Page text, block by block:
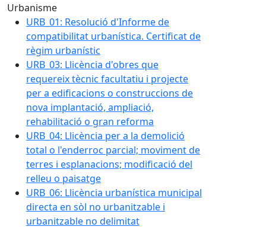
Urbanisme
URB_01: Resolució d'Informe de
compatibilitat urbanística. Certificat de
règim urbanístic
URB_03: Llicència d'obres que
requereix tècnic facultatiu i projecte
per a edificacions o construccions de
nova implantació, ampliació,
rehabilitació o gran reforma
URB_04: Llicència per a la demolició
total o l'enderroc parcial; moviment de
terres i esplanacions; modificació del
relleu o paisatge
URB_06: Llicència urbanística municipal
directa en sòl no urbanitzable i
urbanitzable no delimitat